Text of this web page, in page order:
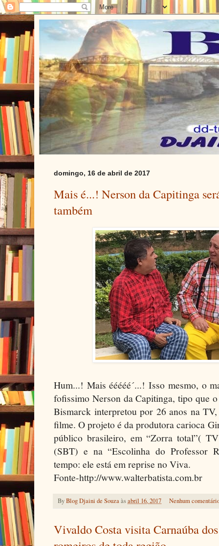
domingo, 16 de abril de 2017
Mais é...! Nerson da Capitinga
também
Hum...! Mais ééééé´...! Isso mesmo, o
fofissimo Nerson da Capitinga, tipo que
Bismarck interpretou por 26 anos na
filme. O projeto é da produtora carioca
público brasileiro, em “Zorra total”(
(SBT) e na “Escolinha do Professor
tempo: ele está em reprise no Viva.
Fonte-http://www.walterbatista.com.br
ByBlog Djaini de Souzaàsabril 16, 2017 Nenhum
Vivaldo Costa visita Carnaúba